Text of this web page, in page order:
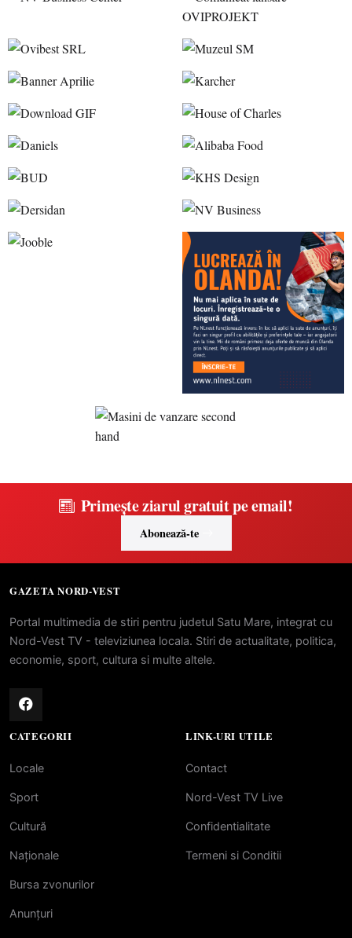
Primește ziarul gratuit pe email!
Abonează-te
GAZETA NORD-VEST
Portal multimedia de stiri pentru judetul Satu Mare, integrat cu
Nord-Vest TV - televiziunea locala. Stiri de actualitate, politica,
economie, sport, cultura si multe altele.
CATEGORII
Locale
Sport
Cultură
Naționale
Bursa zvonurilor
Anunțuri
LINK-URI UTILE
Contact
Nord-Vest TV Live
Confidentialitate
Termeni si Conditii